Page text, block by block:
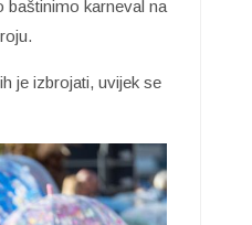
baštinimo karneval na
je izbrojati, uvijek se